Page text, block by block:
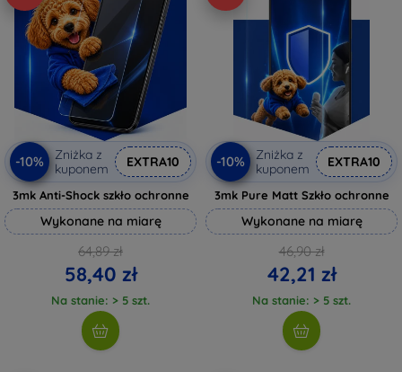
-10%
Zniżka z
kuponem
EXTRA10
3mk Anti-Shock szkło ochronne
Wykonane na miarę
64,89 zł
58,40 zł
Na stanie: > 5 szt.
-10%
Zniżka z
kuponem
EXTRA10
3mk Pure Matt Szkło ochronne
Wykonane na miarę
46,90 zł
42,21 zł
Na stanie: > 5 szt.